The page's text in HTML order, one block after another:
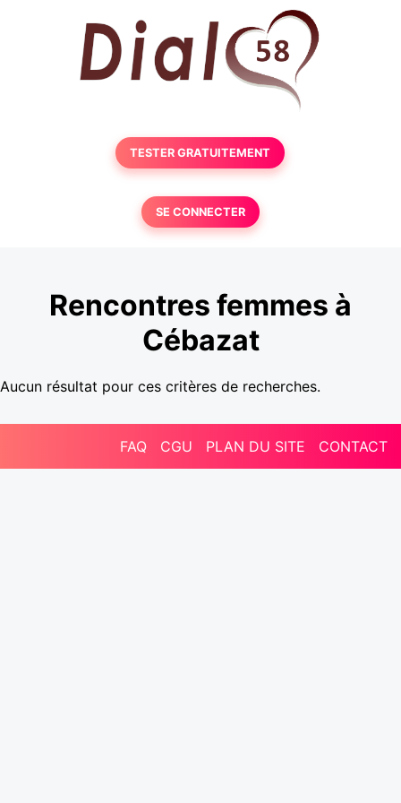
TESTER GRATUITEMENT
SE CONNECTER
Rencontres femmes à
Cébazat
Aucun résultat pour ces critères de recherches.
FAQ CGU PLAN DU SITE CONTACT